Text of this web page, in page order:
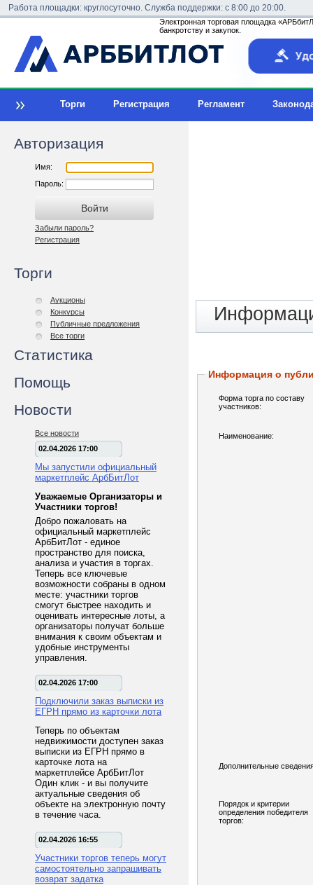
Работа площадки: круглосуточно. Служба поддержки: с 8:00 до 20:00.
Электронная торговая площадка
банкротству и закупок.
Торги Регистрация Регламент
Авторизация
Имя:
Пароль:
Забыли пароль?
Регистрация
Торги
Аукционы
Конкурсы
Публичные предложения
Все торги
Статистика
Помощь
Новости
Все новости
02.04.2026 17:00
Мы запустили официальный
маркетплейс АрбБитЛот
Уважаемые Организаторы и
Участники торгов!
Добро пожаловать на
официальный маркетплейс
АрбБитЛот - единое
пространство для поиска,
анализа и участия в торгах.
Теперь все ключевые
возможности собраны в одном
месте: участники торгов
смогут быстрее находить и
оценивать интересные лоты, а
организаторы получат больше
внимания к своим объектам и
удобные инструменты
управления.
02.04.2026 17:00
Подключили заказ выписки из
ЕГРН прямо из карточки лота
Теперь по объектам
недвижимости доступен заказ
выписки из ЕГРН прямо в
карточке лота на
маркетплейсе АрбБитЛот
Один клик - и вы получите
актуальные сведения об
объекте на электронную почту
в течение часа.
02.04.2026 16:55
Участники торгов теперь могут
самостоятельно запрашивать
возврат задатка
Информация о
Форма торга по составу
участников:
Наименование:
Дополнительные
Порядок и критерии
определения победителя
торгов: